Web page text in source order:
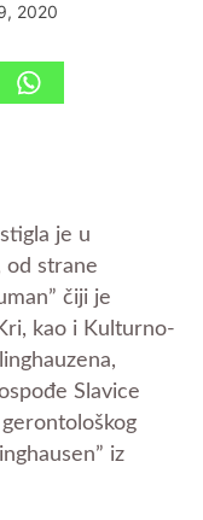
2020
je u
od strane
čiji je
kao i Kulturno-
Slavice
iz